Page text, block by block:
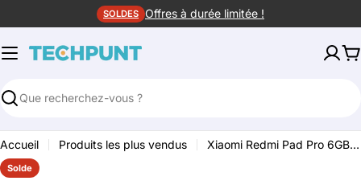
au
contenu
SOLDES Offres à durée limitée !
Rechercher
Accueil Produits les plus vendus Xiaomi Redmi Pad Pro 6GB 128GB
Solde